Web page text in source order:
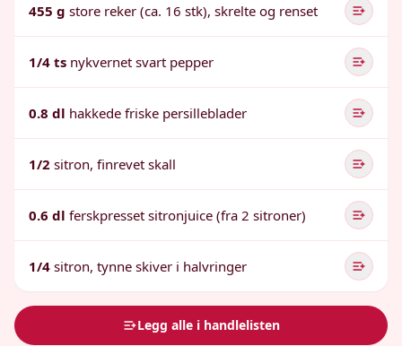
455 g store reker (ca. 16 stk), skrelte og renset
1/4 ts nykvernet svart pepper
0.8 dl hakkede friske persilleblader
1/2 sitron, finrevet skall
0.6 dl ferskpresset sitronjuice (fra 2 sitroner)
1/4 sitron, tynne skiver i halvringer
Legg alle i handlelisten